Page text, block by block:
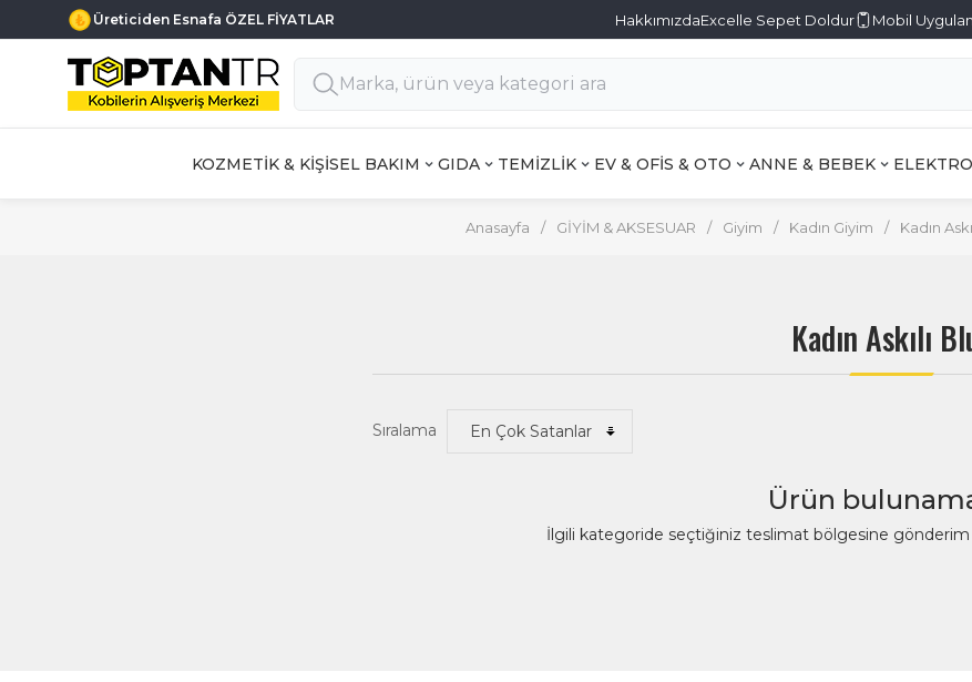
Üreticiden Esnafa ÖZEL FİYATLAR HakkımızdaExcelle Sepet Doldur Mobil
KOZMETİK & KİŞİSEL BAKIM GIDA TEMİZLİK EV & OFİS & OTO ANNE & BEBEK
Anasayfa / GİYİM & AKSESUAR / Giyim / Kadın Giyim / Kadın
Kadın Askılı
Sıralama
Ürün
İlgili kategoride seçtiğiniz teslimat bölgesine gönderim